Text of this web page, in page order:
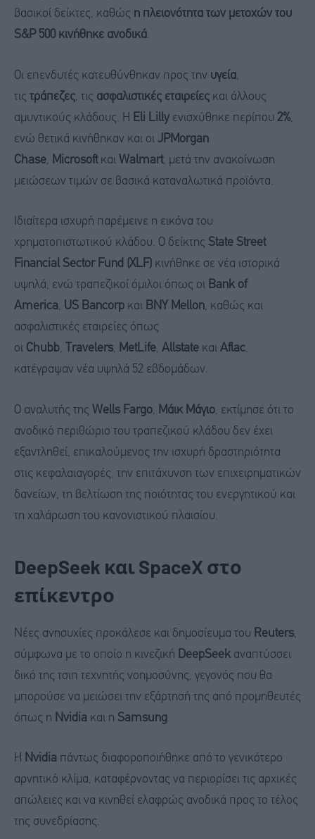
βασικοί δείκτες, καθώς η πλειονότητα των μετοχών του
S&P 500 κινήθηκε ανοδικά.
Οι επενδυτές κατευθύνθηκαν προς την υγεία,
τις τράπεζες, τις ασφαλιστικές εταιρείες και άλλους
αμυντικούς κλάδους. Η Eli Lilly ενισχύθηκε περίπου 2%,
ενώ θετικά κινήθηκαν και οι JPMorgan
Chase, Microsoftκαι Walmart, μετά την ανακοίνωση
μειώσεων τιμών σε βασικά καταναλωτικά προϊόντα.
Ιδιαίτερα ισχυρή παρέμεινε η εικόνα του
χρηματοπιστωτικού κλάδου. Ο δείκτης State Street
Financial Sector Fund (XLF) κινήθηκε σε νέα ιστορικά
υψηλά, ενώ τραπεζικοί όμιλοι όπως οι Bank of
America, US Bancorp και BNY Mellon, καθώς και
ασφαλιστικές εταιρείες όπως
οι Chubb, Travelers, MetLife, Allstate και Aflac,
κατέγραψαν νέα υψηλά 52 εβδομάδων.
Ο αναλυτής της Wells Fargo, Μάικ Μάγιο, εκτίμησε ότι το
ανοδικό περιθώριο του τραπεζικού κλάδου δεν έχει
εξαντληθεί, επικαλούμενος την ισχυρή δραστηριότητα
στις κεφαλαιαγορές, την επιτάχυνση των επιχειρηματικών
δανείων, τη βελτίωση της ποιότητας του ενεργητικού και
τη χαλάρωση του κανονιστικού πλαισίου.
DeepSeek και SpaceX στο
επίκεντρο
Νέες ανησυχίες προκάλεσε και δημοσίευμα του Reuters,
σύμφωνα με το οποίο η κινεζική DeepSeekαναπτύσσει
δικό της τσιπ τεχνητής νοημοσύνης, γεγονός που θα
μπορούσε να μειώσει την εξάρτησή της από προμηθευτές
όπως η Nvidia και η Samsung.
Η Nvidia πάντως διαφοροποιήθηκε από το γενικότερο
αρνητικό κλίμα, καταφέρνοντας να περιορίσει τις αρχικές
απώλειες και να κινηθεί ελαφρώς ανοδικά προς το τέλος
της συνεδρίασης.